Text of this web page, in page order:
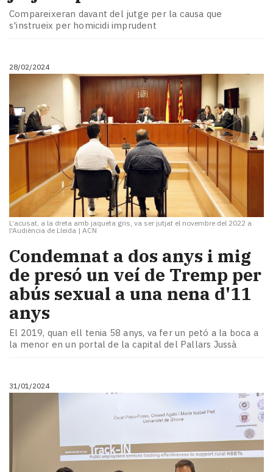
Compareixeran davant del jutge per la causa que
s'instrueix per homicidi imprudent
28/02/2024
L’acusat, a la dreta amb jaqueta gris, va ser jutjat el novembre del 2022 a
l'Audiència de Lleida | ACN
Condemnat a dos anys i mig
de presó un veí de Tremp per
abús sexual a una nena d'11
anys
El 2019, quan ell tenia 58 anys, va fer un petó a la boca a
la menor en un portal de la capital del Pallars Jussà
31/01/2024